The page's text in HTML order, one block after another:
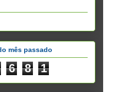
mês passado
6 8 1